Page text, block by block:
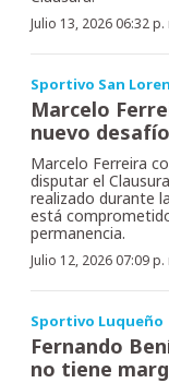
Julio 13, 2026 06:32 p.
Sportivo San
Marcelo
nuevo
Marcelo Ferreira
disputar el
realizado durante
está
permanencia.
Julio 12, 2026 07:09 p.
Sportivo Luqueño
Fernando
no tiene